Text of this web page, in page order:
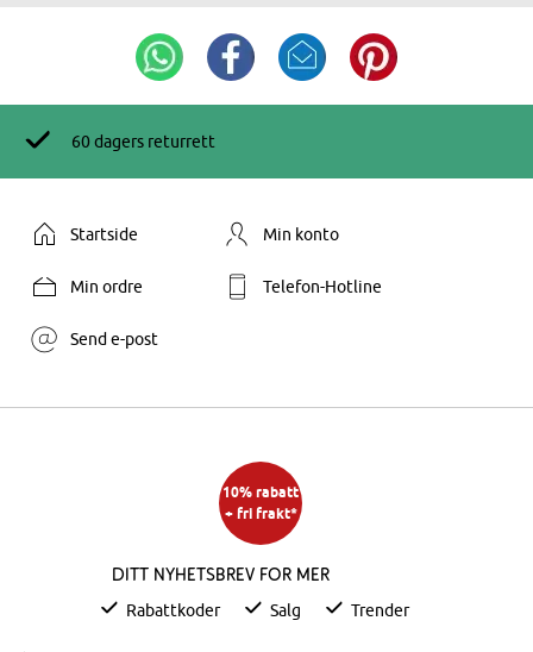
60 dagers returrett
Startside Min konto
Min ordre Telefon-Hotline
Send e-post
10% rabatt
+ fri frakt*
Ditt nyhetsbrev for mer
Rabattkoder Salg Trender